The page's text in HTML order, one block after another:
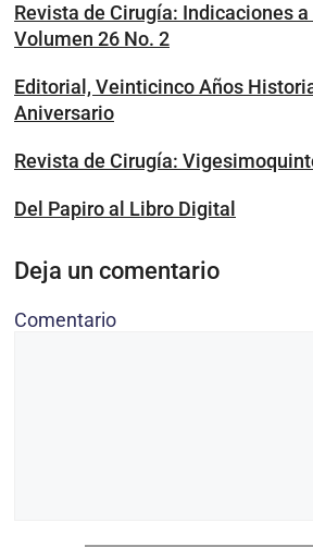
Revista de Cirugía: Indicaciones
Volumen 26 No. 2
Editorial, Veinticinco Años
Aniversario
Revista de Cirugía:
Del Papiro al Libro Digital
Deja un comentario
Comentario